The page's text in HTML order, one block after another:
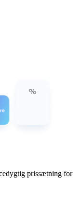
prissætning for